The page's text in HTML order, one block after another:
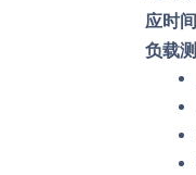
应时
负载